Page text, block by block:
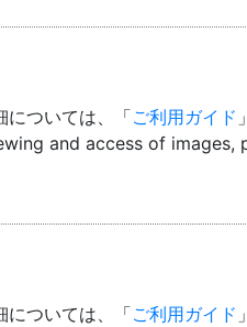
については、「ご利用ガイド
and access of images,
については、「ご利用ガイド